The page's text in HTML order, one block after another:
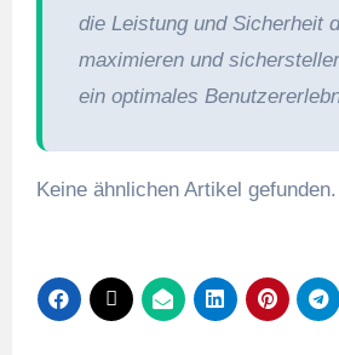
die Leistung und Sicherheit
maximieren und
ein optimales
Keine ähnlichen Artikel gefunden.